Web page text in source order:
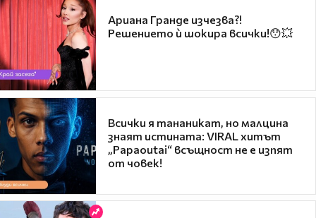
Ариана Гранде изчезва?!
Решението ѝ шокира всички!😯💥
Всички я тананикат, но малцина
знаят истината: VIRAL хитът
„Papaoutai“ всъщност не е изпят
от човек!